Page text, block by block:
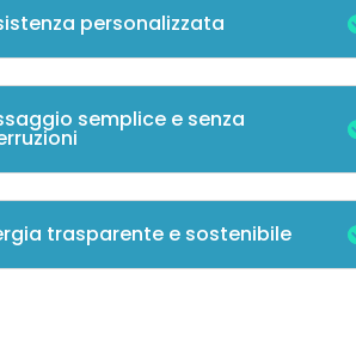
personalizzata
semplice e senza
trasparente e sostenibile